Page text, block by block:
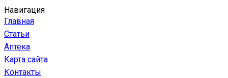
Навигация
Главная
Статьи
Аптека
Карта сайта
Контакты